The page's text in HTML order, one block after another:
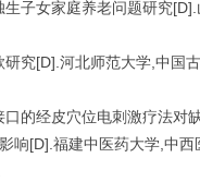
子女家庭养老问题研究
研究[D].河北师范大学,中国
的经皮穴位电刺激疗法对
响[D].福建中医药大学,中西